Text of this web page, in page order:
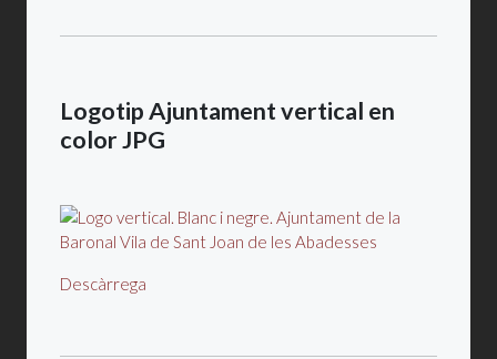
Logotip Ajuntament vertical en
color JPG
Descàrrega